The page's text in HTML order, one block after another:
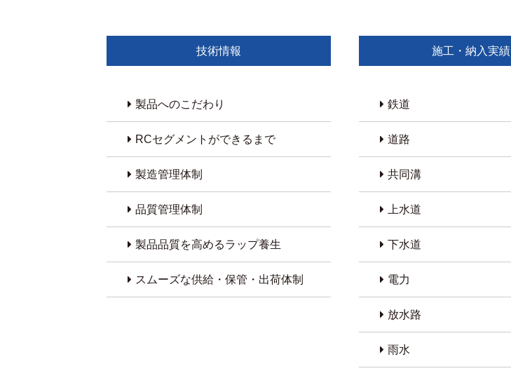
技術情報
製品へのこだわり
RCセグメントができるまで
製造管理体制
品質管理体制
製品品質を高めるラップ養生
スムーズな供給・保管・出荷体制
施工・納入実績
鉄道
道路
共同溝
上水道
下水道
電力
放水路
雨水